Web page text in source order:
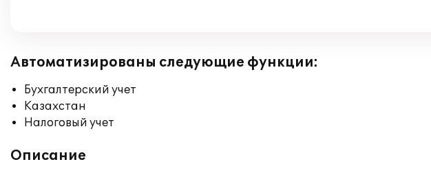
Автоматизированы следующие функции:
Бухгалтерский учет
Казахстан
Налоговый учет
Описание